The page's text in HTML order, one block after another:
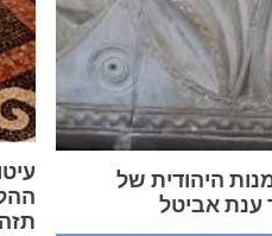
היהודית של
ענת אביטל
תזה MA | ד"ר ענת אביטל